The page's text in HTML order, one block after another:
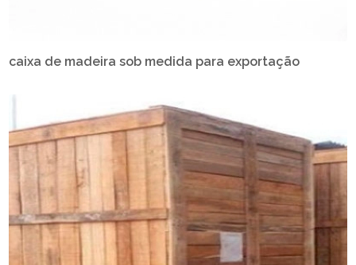
caixa de madeira sob medida para exportação